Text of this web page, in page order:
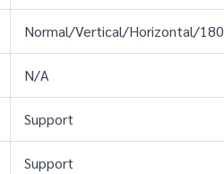
Normal/Vertical/Horizontal/
N/A
Support
Support